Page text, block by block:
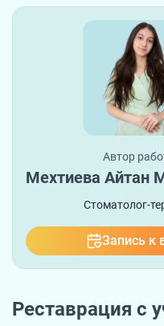
Автор
Мехтиева Айтан
Стоматолог-
Запись к
Реставрация с